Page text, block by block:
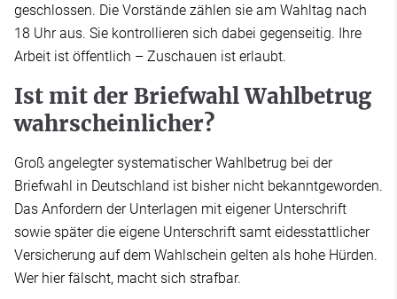
geschlossen. Die Vorstände zählen sie am Wahltag nach
18 Uhr aus. Sie kontrollieren sich dabei gegenseitig. Ihre
Arbeit ist öffentlich – Zuschauen ist erlaubt.
Ist mit der Briefwahl Wahlbetrug
wahrscheinlicher?
Groß angelegter systematischer Wahlbetrug bei der
Briefwahl in Deutschland ist bisher nicht bekanntgeworden.
Das Anfordern der Unterlagen mit eigener Unterschrift
sowie später die eigene Unterschrift samt eidesstattlicher
Versicherung auf dem Wahlschein gelten als hohe Hürden.
Wer hier fälscht, macht sich strafbar.